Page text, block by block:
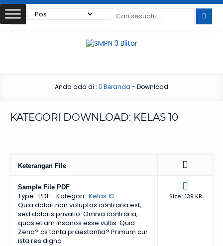
Anda ada di : Beranda - Download
KATEGORI DOWNLOAD: KELAS 10
Keterangan File
Sample File PDF
Type : PDF- Kategori : Kelas 10
Quia dolori non voluptas contraria est,
sed doloris privatio. Omnia contraria,
quos etiam insanos esse vultis. Quid
Zeno? cs tanta praestantia? Primum cur
ista res digna
Size : 139 KB